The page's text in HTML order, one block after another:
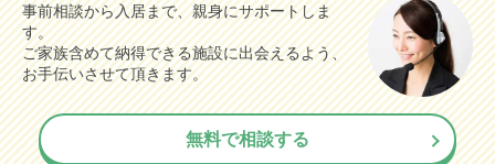
事前相談から入居まで、親身にサポートしま
す。
ご家族含めて納得できる施設に出会えるよう、
お手伝いさせて頂きます。
無料で相談する